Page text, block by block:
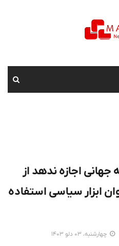
جهانی اجازه ندهد از
ابزار سیاسی استفاده
چهارشنبه، 03 دلو 1403